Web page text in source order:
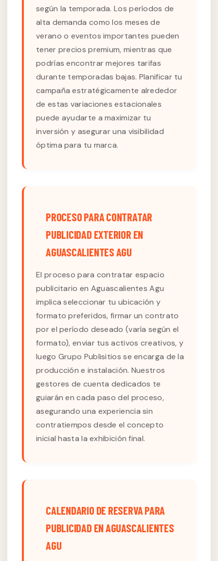
según la temporada. Los períodos de
alta demanda como los meses de
verano o eventos importantes pueden
tener precios premium, mientras que
podrías encontrar mejores tarifas
durante temporadas bajas. Planificar tu
campaña estratégicamente alrededor
de estas variaciones estacionales
puede ayudarte a maximizar tu
inversión y asegurar una visibilidad
óptima para tu marca.
PROCESO PARA CONTRATAR
PUBLICIDAD EXTERIOR EN
AGUASCALIENTES AGU
El proceso para contratar espacio
publicitario en Aguascalientes Agu
implica seleccionar tu ubicación y
formato preferidos, firmar un contrato
por el período deseado (varía según el
formato), enviar tus activos creativos, y
luego Grupo Publisitios se encarga de la
producción e instalación. Nuestros
gestores de cuenta dedicados te
guiarán en cada paso del proceso,
asegurando una experiencia sin
contratiempos desde el concepto
inicial hasta la exhibición final.
CALENDARIO DE RESERVA PARA
PUBLICIDAD EN AGUASCALIENTES
AGU